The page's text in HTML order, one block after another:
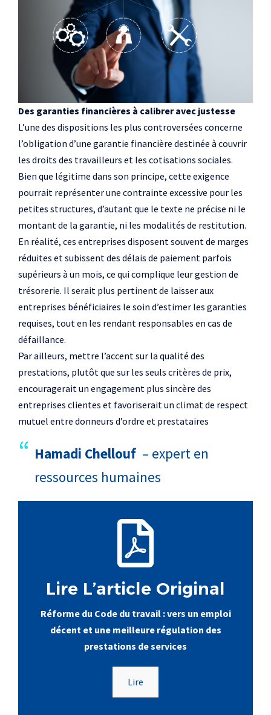
Des garanties financières à calibrer avec justesse
L’une des dispositions les plus controversées concerne
l’obligation d’une garantie financière destinée à couvrir
les droits des travailleurs et les cotisations sociales.
Bien que légitime dans son principe, cette exigence
pourrait représenter une contrainte excessive pour les
petites structures, d’autant que le texte ne précise ni le
montant de la garantie, ni les modalités de restitution.
En réalité, ces entreprises disposent souvent de marges
réduites et subissent des délais de paiement parfois
supérieurs à un mois, ce qui complique leur gestion de
trésorerie. Il serait plus pertinent de laisser aux
entreprises bénéficiaires le soin d’estimer les garanties
requises, tout en les rendant responsables en cas de
défaillance.
Par ailleurs, mettre l’accent sur la qualité des
prestations, plutôt que sur les seuls critères de prix,
encouragerait un engagement plus sincère des
entreprises clientes et favoriserait un climat de respect
mutuel entre donneurs d’ordre et prestataires
Hamadi Chellouf – expert en
ressources humaines
Lire L’article Original
Réforme du Code du travail : vers un emploi
décent et une meilleure régulation des
prestations de services
Lire